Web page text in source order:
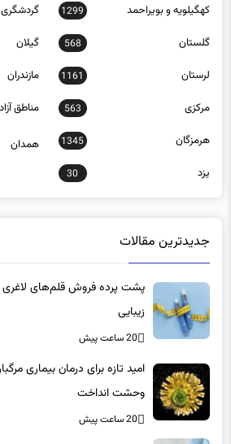
کهگیلویه و بویراحمد 1299 گردشگری
گلستان 568 گیلان
لرستان 1161 مازندران
مرکزی 563 مناطق آزاد
هرمزگان 1345 همدان
یزد 30
جدیدترین مقالات
پشت پرده فروش قلم‌های لاغری
زیبایی
20 ساعت پیش
امید تازه برای درمان بیماری
وحشت انداخت
20 ساعت پیش